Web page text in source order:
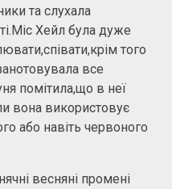
та слухала
Хейл була дуже
того
все
помітила,що в неї
вона використовує
або навіть червоного
весняні промені